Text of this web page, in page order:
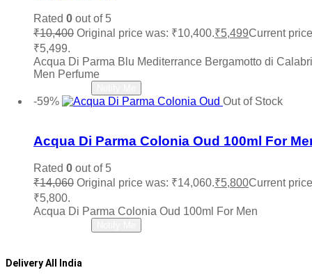
Rated 0 out of 5
₹10,400 Original price was: ₹10,400.₹5,499Current
₹5,499.
Acqua Di Parma Blu Mediterrance Bergamotto di
Men Perfume
-59%
Out of Stock
Acqua Di Parma Colonia Oud 100ml For
Rated 0 out of 5
₹14,060 Original price was: ₹14,060.₹5,800Current
₹5,800.
Acqua Di Parma Colonia Oud 100ml For Men
Delivery All India